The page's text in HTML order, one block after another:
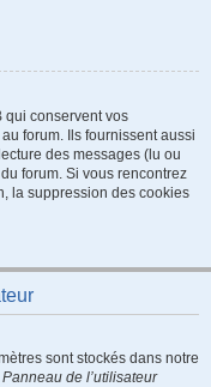
qui conservent vos
forum. Ils fournissent aussi
des messages (lu ou
forum. Si vous rencontrez
la suppression des cookies
sont stockés dans notre
Panneau de l’utilisateur